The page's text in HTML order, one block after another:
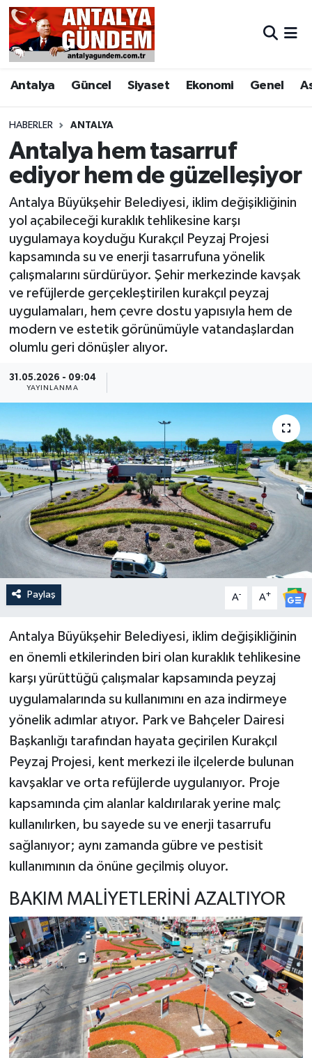
Antalya Güncel Siyaset Ekonomi Genel
HABERLER ANTALYA
Antalya hem tasarruf
ediyor hem de güzelleşiyor
Antalya Büyükşehir Belediyesi, iklim değişikliğinin
yol açabileceği kuraklık tehlikesine karşı
uygulamaya koyduğu Kurakçıl Peyzaj Projesi
kapsamında su ve enerji tasarrufuna yönelik
çalışmalarını sürdürüyor. Şehir merkezinde kavşak
ve refüjlerde gerçekleştirilen kurakçıl peyzaj
uygulamaları, hem çevre dostu yapısıyla hem de
modern ve estetik görünümüyle vatandaşlardan
olumlu geri dönüşler alıyor.
31.05.2026 - 09:04
YAYINLANMA
Paylaş A- A+
Antalya Büyükşehir Belediyesi, iklim değişikliğinin
en önemli etkilerinden biri olan kuraklık tehlikesine
karşı yürüttüğü çalışmalar kapsamında peyzaj
uygulamalarında su kullanımını en aza indirmeye
yönelik adımlar atıyor. Park ve Bahçeler Dairesi
Başkanlığı tarafından hayata geçirilen Kurakçıl
Peyzaj Projesi, kent merkezi ile ilçelerde bulunan
kavşaklar ve orta refüjlerde uygulanıyor. Proje
kapsamında çim alanlar kaldırılarak yerine malç
kullanılırken, bu sayede su ve enerji tasarrufu
sağlanıyor; aynı zamanda gübre ve pestisit
kullanımının da önüne geçilmiş oluyor.
BAKIM MALİYETLERİNİ AZALTIYOR
Antalya
Asayiş
Bilim & Teknoloji
Bölge
EĞİTİM
Ekonomi
Görüntülü Haber
Güncel
Kültür & Sanat
Resmi İlan
Sağlık & Yaşam
Siyaset
Spor
Antalya Nöbetçi Eczaneler
Antalya Hava Durumu
Antalya Namaz Vakitleri
Antalya Trafik Yoğunluk Haritası
Süper Lig Puan Durumu ve Fikstür
Tüm Manşetler
Son Dakika Haberleri
Haber Arşivi